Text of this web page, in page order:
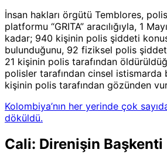
İnsan hakları örgütü Temblores,
platformu “GRITA” aracılığıyla, 1
kadar; 940 kişinin polis şiddeti
bulunduğunu, 92 fiziksel polis
21 kişinin polis tarafından
polisler tarafından cinsel istismarda
kişinin polis tarafından gözünden
Kolombiya’nın her yerinde çok
döküldü.
Cali: Direnişin Başkenti